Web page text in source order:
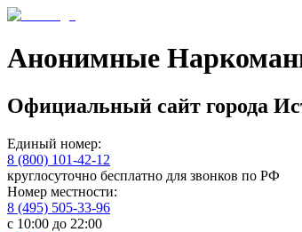
Анонимные
Официальный сайт города
Единый номер:
8 (800) 101-42-12
круглосуточно бесплатно для звонков по РФ
Номер местности:
8 (495) 505-33-96
с 10:00 до 22:00